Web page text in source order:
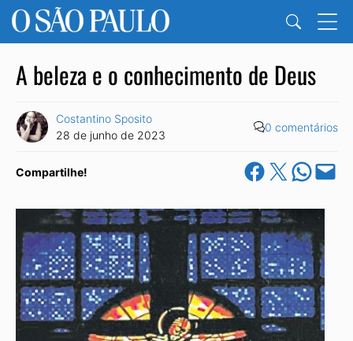
A beleza e o conhecimento de Deus
Costantino Sposito
28 de junho de 2023
0 comentários
Compartilhe! Share on Facebook
Share on X Share on
Email this